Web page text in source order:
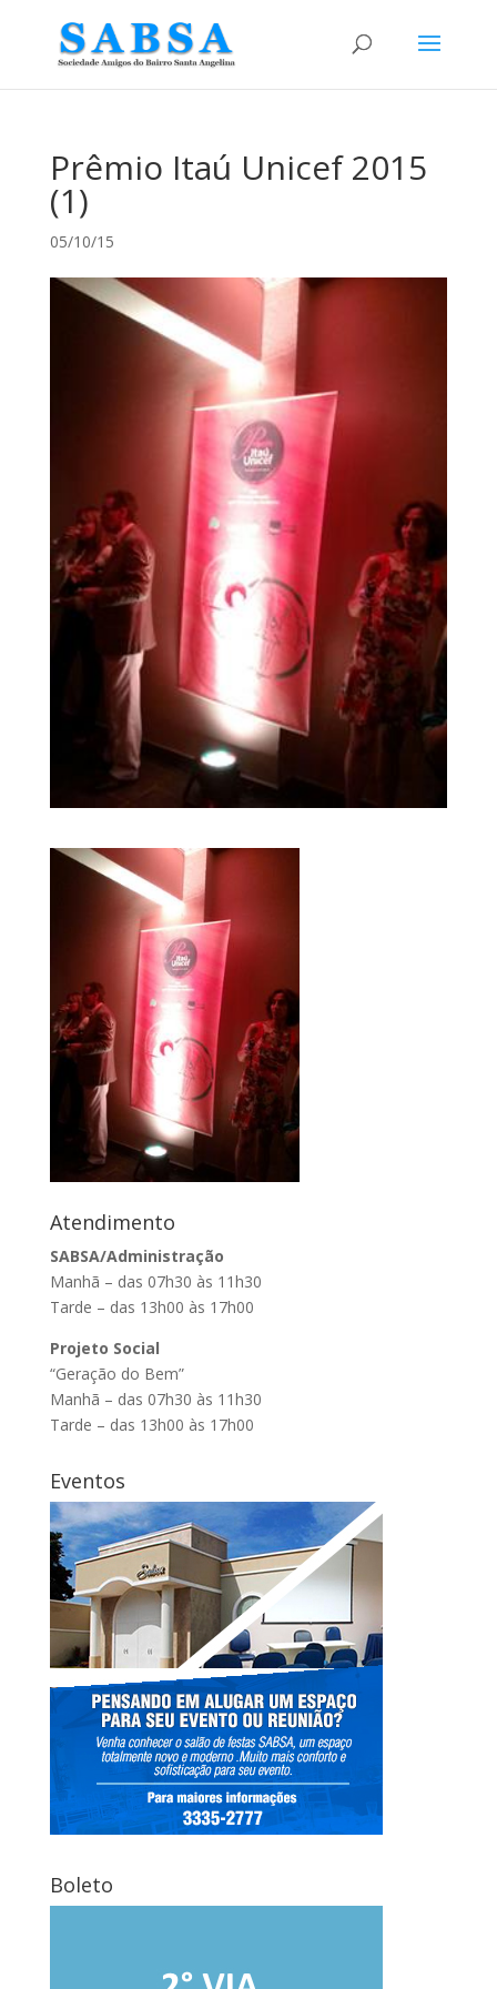
Prêmio Itaú Unicef 2015
(1)
05/10/15
Atendimento
SABSA/Administração
Manhã – das 07h30 às 11h30
Tarde – das 13h00 às 17h00
Projeto Social
“Geração do Bem”
Manhã – das 07h30 às 11h30
Tarde – das 13h00 às 17h00
Eventos
Boleto